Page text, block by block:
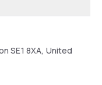
SE1 8XA, United